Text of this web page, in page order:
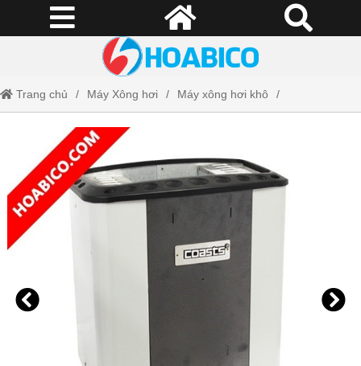
Trang chủ Máy Xông hơi Máy xông hơi khô
Máy xông hơi khô COAST 6kW